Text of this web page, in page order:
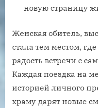
новую страницу
Женская обитель,
стала тем местом,
радость встречи с
Каждая поездка на
историей личного
храму дарят новые